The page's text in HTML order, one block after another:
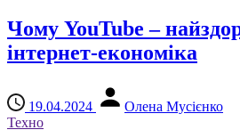
Чому YouTube –
інтернет-економіка
19.04.2024
Олена Мусієнко
Техно